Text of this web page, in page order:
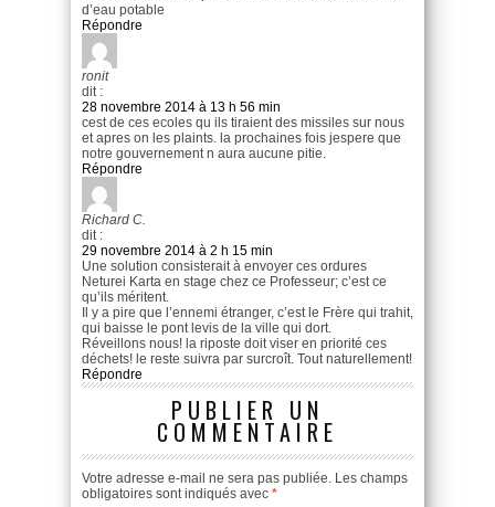
d’eau potable
Répondre
ronit
dit :
28 novembre 2014 à 13 h 56 min
cest de ces ecoles qu ils tiraient des missiles sur nous
et apres on les plaints. la prochaines fois jespere que
notre gouvernement n aura aucune pitie.
Répondre
Richard C.
dit :
29 novembre 2014 à 2 h 15 min
Une solution consisterait à envoyer ces ordures
Neturei Karta en stage chez ce Professeur; c’est ce
qu’ils méritent.
Il y a pire que l’ennemi étranger, c’est le Frère qui trahit,
qui baisse le pont levis de la ville qui dort.
Réveillons nous! la riposte doit viser en priorité ces
déchets! le reste suivra par surcroît. Tout naturellement!
Répondre
PUBLIER UN
COMMENTAIRE
Votre adresse e-mail ne sera pas publiée. Les champs
obligatoires sont indiqués avec *